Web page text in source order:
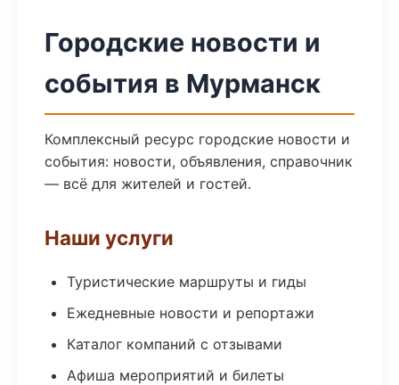
Городские новости и
события в Мурманск
Комплексный ресурс городские новости и
события: новости, объявления, справочник
— всё для жителей и гостей.
Наши услуги
Туристические маршруты и гиды
Ежедневные новости и репортажи
Каталог компаний с отзывами
Афиша мероприятий и билеты